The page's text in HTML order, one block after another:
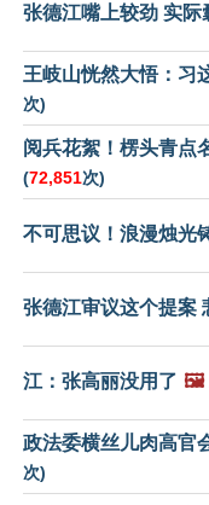
张德江嘴上较劲 实际
王岐山恍然大悟：习
次)
阅兵花絮！楞头青点
(72,851次)
不可思议！浪漫烛光
张德江审议这个提案
江：张高丽没用了 🖼️
政法委横丝儿肉高官
次)